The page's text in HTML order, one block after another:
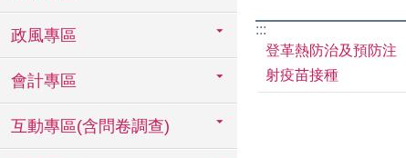
政風專區
會計專區
互動專區(含問卷調查)
:::
登革熱防治及預防注
射疫苗接種